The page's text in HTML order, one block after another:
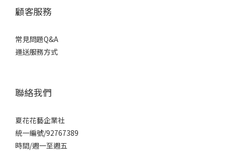
顧客服務
常見問題Q&A
運送服務方式
聯絡我們
夏花花藝企業社
統一編號/92767389
時間/週一至週五